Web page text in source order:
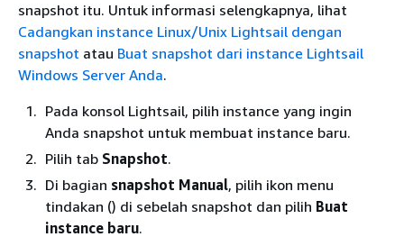
snapshot itu. Untuk informasi selengkapnya, lihat
Cadangkan instance Linux/Unix Lightsail dengan
snapshot atau Buat snapshot dari instance Lightsail
Windows Server Anda.
Pada konsol Lightsail, pilih instance yang ingin
Anda snapshot untuk membuat instance baru.
Pilih tab Snapshot.
Di bagian snapshot Manual, pilih ikon menu
tindakan () di sebelah snapshot dan pilih Buat
instance baru.